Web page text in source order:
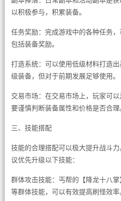
以积极参与，积累装备。
任务奖励：完成游戏中的各种任务
包括装备奖励。
打造系统：可以使用低级材料打造
级装备，但对于前期发展足够使用。
交易市场：在交易市场上，玩家可
要谨慎判断装备属性和价格是否合理
三、技能搭配
技能的合理搭配可以极大提升战斗
议优先升级以下技能：
群体攻击技能：丐帮的【降龙十八掌
等群体技能，可以有效提高刷怪效率